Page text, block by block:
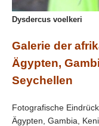
Dysdercus voelkeri
Galerie der
Ägypten,
Seychellen
Fotografische
Ägypten, Gambia,